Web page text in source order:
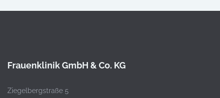
Frauenklinik GmbH & Co. KG
Ziegelbergstraße 5